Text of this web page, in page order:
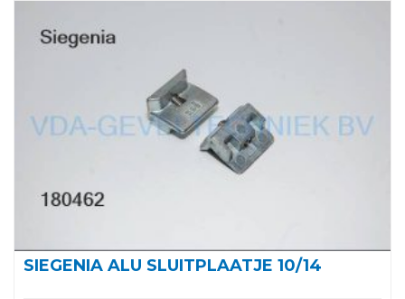
SIEGENIA ALU SLUITPLAATJE 10/14